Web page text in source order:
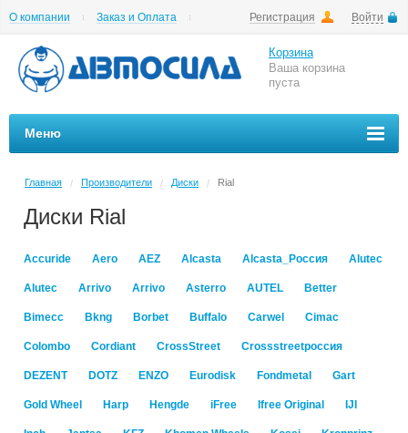
Регистрация Войти
О компании
Заказ и Оплата
Корзина
Ваша корзина
пуста
Меню
Главная / Производители / Диски / Rial
Диски Rial
Accuride Aero AEZ Alcasta Alcasta_Россия Alutec
Alutec Arrivo Arrivo Asterro AUTEL Better
Bimecc Bkng Borbet Buffalo Carwel Cimac
Colombo Cordiant CrossStreet Crossstreetроссия
DEZENT DOTZ ENZO Eurodisk Fondmetal Gart
Gold Wheel Harp Hengde iFree Ifree Original IJI